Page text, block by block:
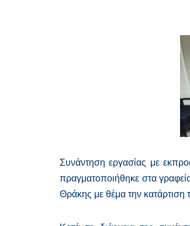
Συνάντηση εργασίας με
πραγματοποιήθηκε στα
Θράκης με θέμα την κατάρτιση